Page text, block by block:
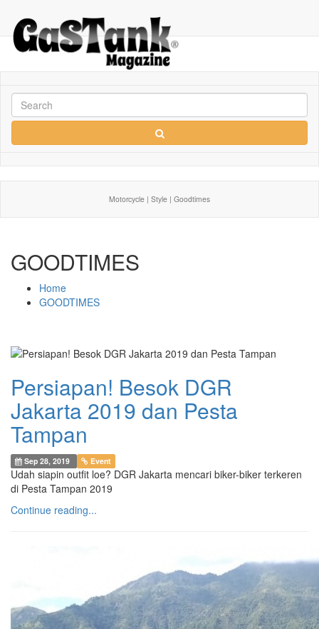
Motorcycle | Style | Goodtimes
GOODTIMES
Home
GOODTIMES
Persiapan! Besok DGR
Jakarta 2019 dan Pesta
Tampan
Sep 28, 2019 Event
Udah siapin outfit loe? DGR Jakarta mencari biker-biker terkeren
di Pesta Tampan 2019
Continue reading...